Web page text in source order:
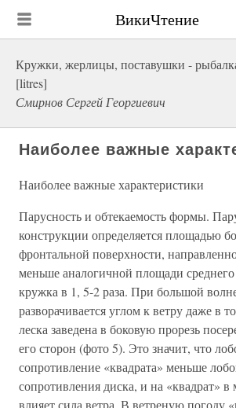
ВикиЧтение
Кружки, жерлицы, поставушки -
[litres]
Смирнов Сергей Георгиевич
Наиболее важные
Наиболее важные характеристики
Парусность и обтекаемость формы.
конструкции определяется площадью
фронтальной поверхности,
меньше аналогичной площади
кружка в 1, 5-2 раза. При большой
разворачивается углом к ветру даже в
леска заведена в боковую прорезь
его сторон (фото 5). Это значит, что
сопротивление «квадрата» меньше
сопротивления диска, и на «квадрат»
влияет сила ветра. В ветреную погоду